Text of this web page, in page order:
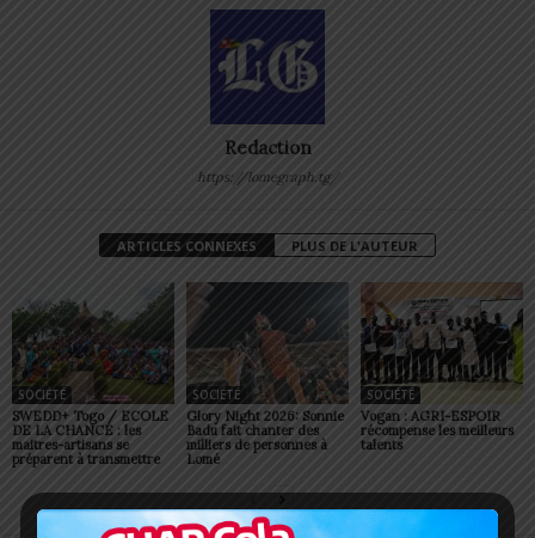
Redaction
https://lomegraph.tg/
ARTICLES CONNEXES PLUS DE L'AUTEUR
SOCIÉTÉ
SWEDD+ Togo / ECOLE
DE LA CHANCE : les
maitres-artisans se
préparent à transmettre
SOCIÉTÉ
Glory Night 2026: Sonnie
Badu fait chanter des
milliers de personnes à
Lomé
SOCIÉTÉ
Vogan : AGRI-ESPOIR
récompense les meilleurs
talents